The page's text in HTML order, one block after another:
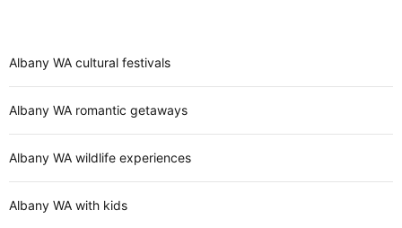
Albany WA cultural festivals
Albany WA romantic getaways
Albany WA wildlife experiences
Albany WA with kids